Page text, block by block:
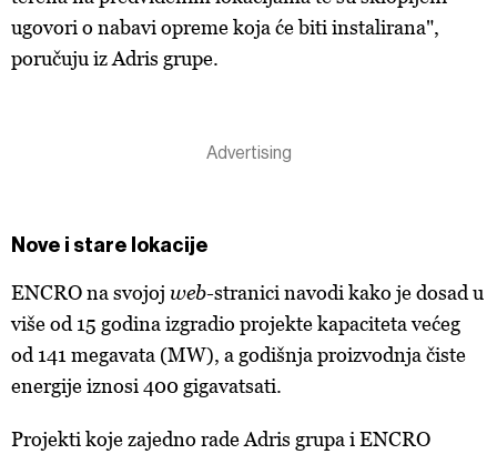
ugovori o nabavi opreme koja će biti instalirana",
poručuju iz Adris grupe.
Nove i stare lokacije
ENCRO na svojoj web-stranici navodi kako je dosad u
više od 15 godina izgradio projekte kapaciteta većeg
od 141 megavata (MW), a godišnja proizvodnja čiste
energije iznosi 400 gigavatsati.
Projekti koje zajedno rade Adris grupa i ENCRO